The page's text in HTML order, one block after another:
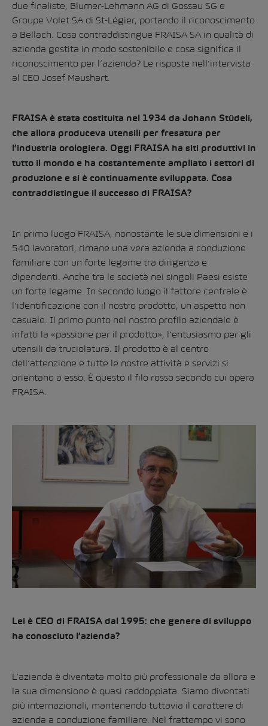
due finaliste, Blumer-Lehmann AG di Gossau SG e
Groupe Volet SA di St-Légier, portando il riconoscimento
a Bellach. Cosa contraddistingue FRAISA SA in qualità di
azienda gestita in modo sostenibile e cosa significa il
riconoscimento per l’azienda? Le risposte nell’intervista
al CEO Josef Maushart.
FRAISA è stata costituita nel 1934 da Johann Stüdeli,
che allora produceva utensili per fresatura per
l’industria orologiera. Oggi FRAISA ha siti produttivi in
tutto il mondo e ha costantemente ampliato i settori di
produzione e si è continuamente sviluppata. Cosa
contraddistingue il successo di FRAISA?
In primo luogo FRAISA, nonostante le sue dimensioni e i
540 lavoratori, rimane una vera azienda a conduzione
familiare con un forte legame tra dirigenza e
dipendenti. Anche tra le società nei singoli Paesi esiste
un forte legame. In secondo luogo il fattore centrale è
l’identificazione con il nostro prodotto, un aspetto non
casuale. Il primo punto nel nostro profilo aziendale è
infatti la «passione per il prodotto», l’entusiasmo per gli
utensili da truciolatura. Il prodotto è al centro
dell’attenzione e tutte le nostre attività e servizi si
orientano a esso. È questo il filo rosso secondo cui opera
FRAISA.
Lei è CEO di FRAISA dal 1995: che genere di sviluppo
ha conosciuto l’azienda?
L’azienda è diventata molto più professionale da allora e
la sua dimensione è quasi raddoppiata. Siamo diventati
più internazionali, mantenendo tuttavia il carattere di
azienda a conduzione familiare. Nel frattempo vi sono